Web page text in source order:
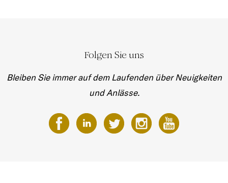
Folgen Sie uns
Bleiben Sie immer auf dem Laufenden über Neuigkeiten
und Anlässe.